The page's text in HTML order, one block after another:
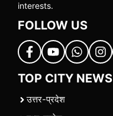
interests.
FOLLOW US
TOP CITY NEWS
उत्तर-प्रदेश